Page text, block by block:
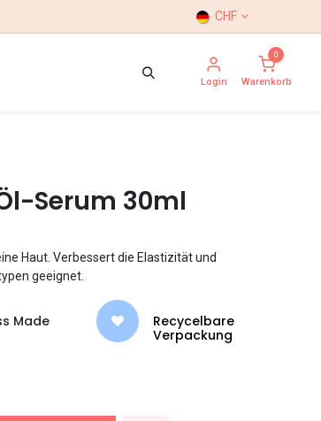
CHF
Login
0
Warenkorb
Serum 30ml
Haut. Verbessert die Elastizität und
geeignet.
Made
Recycelbare
Verpackung